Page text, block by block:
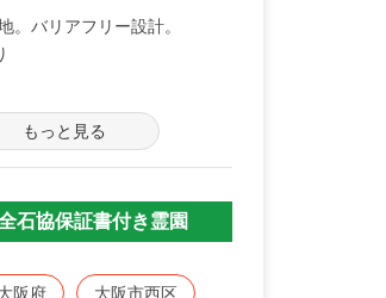
。バリアフリー設計。
フリー設計の為、お墓参りが
駅より徒歩5分。
。
もっと見る
石協保証書付き霊園
阪府 大阪市西区